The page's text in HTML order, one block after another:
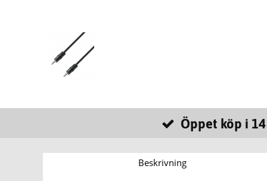
Öppet köp i
Beskrivning